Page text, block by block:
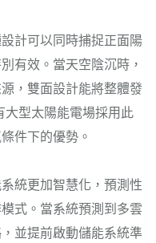
計可以同時捕捉正面陽
有效。當天空陰沉時，
，雙面設計能將整體發
大型太陽能電場採用此
件下的優勢。
統更加智慧化，預測性
式。當系統預測到多雲
並提前啟動儲能系統準